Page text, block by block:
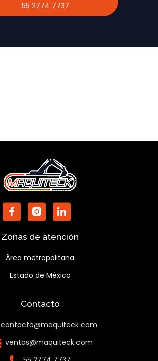
55 2774 7737
Zonas de atención
Área metropolitana
Estado de México
Contacto
contacto@maquiteck.com
ventas@maquiteck.com